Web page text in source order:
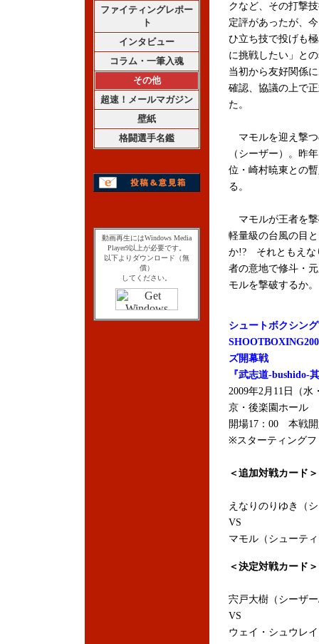
ファイティングレポー
ト
インタビュー
コラム・一筆入魂
その他
超速！メールマガジン
壁紙
格闘選手名鑑
動画再生にはWindows Media
Player9以上が必要です。
以下よりダウンロード（無
償）
してください。
クなど、その打撃
定評があったが、
ひ立ち技で投げも
に挑戦したい」と
当初から友好関係
確認、協議の上で
た。
マモルを迎え撃つ
（シーザー）。昨
位・崎村暁東との
る。
マモルが王者を撃
軽量級の台風の目
か!? それともえな
者の意地で修斗・
モルを撃破するか。
シュートボクシン
ズ開幕戦
『武志道-bushido-
2009年2月11日（水
京・後楽園ホール
開場17：00 本戦開
※スターティングフ
＜追加対戦カード＞
えなりのりゆき（
VS
マモル（シューテ
＜決定対戦カード＞
宍戸大樹（シーザ
VS
ウェイ・シュウレ